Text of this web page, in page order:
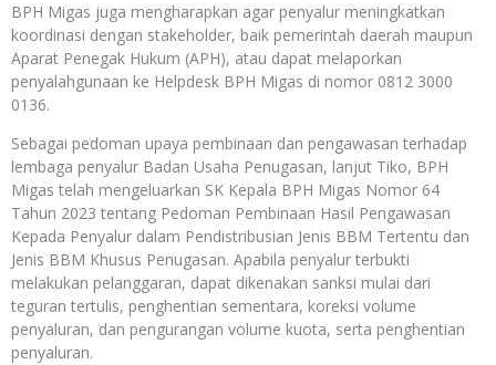
BPH Migas juga mengharapkan agar penyalur meningkatkan
koordinasi dengan stakeholder, baik pemerintah daerah maupun
Aparat Penegak Hukum (APH), atau dapat melaporkan
penyalahgunaan ke Helpdesk BPH Migas di nomor 0812 3000
0136.
Sebagai pedoman upaya pembinaan dan pengawasan terhadap
lembaga penyalur Badan Usaha Penugasan, lanjut Tiko, BPH
Migas telah mengeluarkan SK Kepala BPH Migas Nomor 64
Tahun 2023 tentang Pedoman Pembinaan Hasil Pengawasan
Kepada Penyalur dalam Pendistribusian Jenis BBM Tertentu dan
Jenis BBM Khusus Penugasan. Apabila penyalur terbukti
melakukan pelanggaran, dapat dikenakan sanksi mulai dari
teguran tertulis, penghentian sementara, koreksi volume
penyaluran, dan pengurangan volume kuota, serta penghentian
penyaluran.